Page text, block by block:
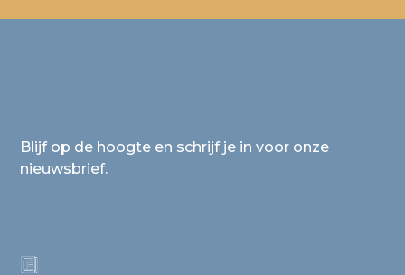
Blijf op de hoogte en schrijf je in voor onze
nieuwsbrief.